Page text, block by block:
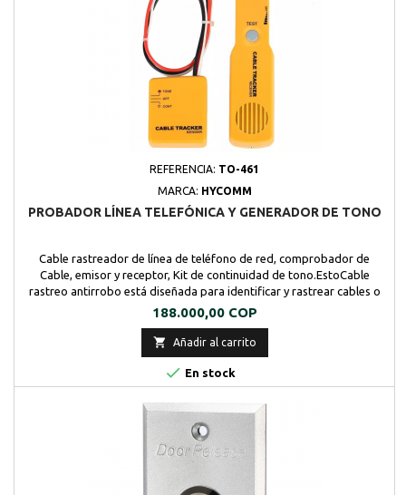
REFERENCIA: TO-461
MARCA: HYCOMM
PROBADOR LÍNEA TELEFÓNICA Y GENERADOR DE TONO
Cable rastreador de línea de teléfono de red, comprobador de
Cable, emisor y receptor, Kit de continuidad de tono.EstoCable
rastreo antirrobo está diseñada para identificar y rastrear cables o
cables dentro de un grupo sin dañar el aislamiento Para teléfono
línea puede identificar algunos Estados en la línea Con este
instrumento instalar debug y mantener...
Precio
188.000,00 COP
 Añadir al carrito
 En stock